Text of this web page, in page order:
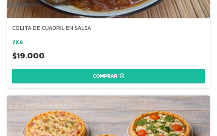
COLITA DE CUADRIL EN SALSA
7X6
$19.000
COMPRAR